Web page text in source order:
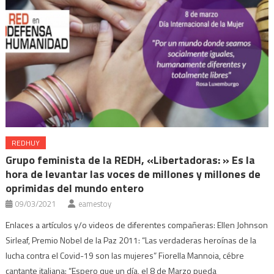
REDHUY
Grupo feminista de la REDH, «Libertadoras: » Es la
hora de levantar las voces de millones y millones de
oprimidas del mundo entero
09/03/2021 eamestoy
Enlaces a artículos y/o videos de diferentes compañeras: Ellen Johnson
Sirleaf, Premio Nobel de la Paz 2011: “Las verdaderas heroínas de la
lucha contra el Covid-19 son las mujeres” Fiorella Mannoia, cébre
cantante italiana: “Espero que un día, el 8 de Marzo pueda